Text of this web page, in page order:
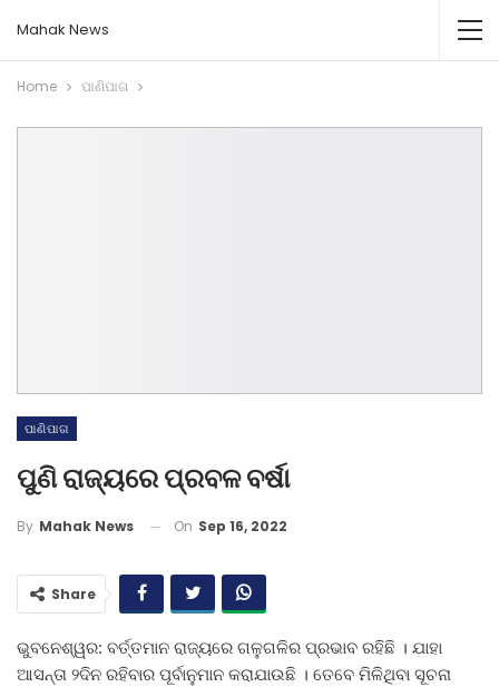
Mahak News
Home ପାଣିପାଗ
ପାଣିପାଗ
ପୁଣି ରାଜ୍ୟରେ ପ୍ରବଳ ବର୍ଷା
By Mahak News On Sep 16, 2022
Share
ଭୁବନେଶ୍ୱର: ବର୍ତ୍ତମାନ ରାଜ୍ୟରେ ଗଳୁଗଳିର ପ୍ରଭାବ ରହିଛି । ଯାହା
ଆସନ୍ତା ୨ଦିନ ରହିବାର ପୂର୍ବାନୁମାନ କରାଯାଉଛି । ତେବେ ମିଳିଥିବା ସୂଚନା